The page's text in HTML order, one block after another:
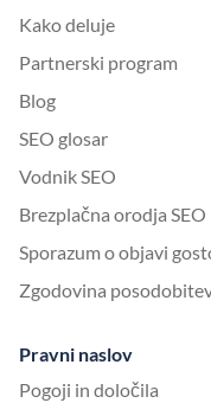
Kako deluje
Partnerski program
Blog
SEO glosar
Vodnik SEO
Brezplačna orodja SEO
Sporazum o objavi
Zgodovina
Pravni naslov
Pogoji in določila